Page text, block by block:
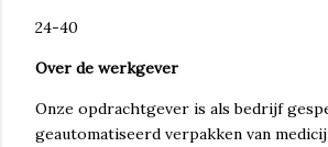
24-40
Over de werkgever
Onze opdrachtgever is als bedrijf
geautomatiseerd verpakken van